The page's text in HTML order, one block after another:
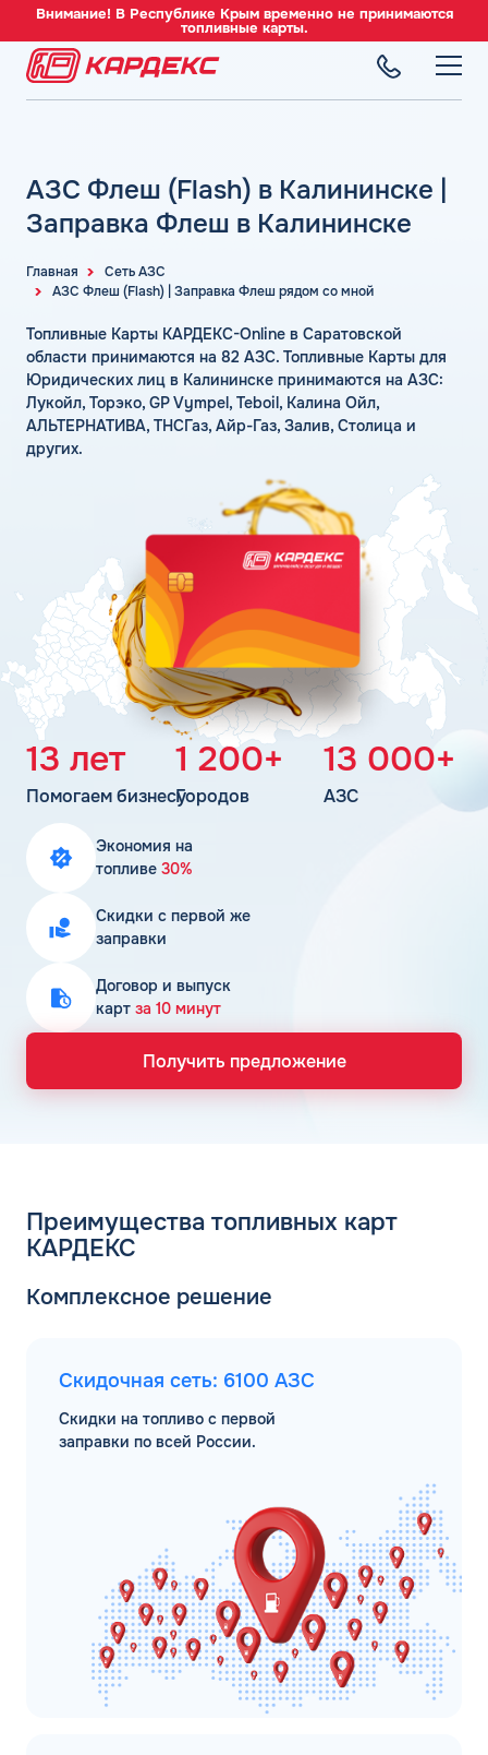
Внимание! В Республике Крым временно не принимаются
топливные карты.
Преимущества
Сравнение
Индивидуальный подход
Автомойки
Аdblue
Шиномонтаж
Вопросы и Ответы
СЕТЬ АЗС
Вся сеть АЗС
АЗС Газпромнефть
АЗС Тебойл
АЗС Газпром
АЗС Сургутнефтегаз
АЗС Нефтьмагистраль
Автомобильное топливо
Бензин
Дизельное топливо
Топливный газ
Топливные бренды
Наши города
Цена бензина и ДТ
СЕРВИСЫ
Электронный Документооборот (ЭДО)
Аналитика и Рекомендации
Умный Личный Кабинет
Уведомления об окончании баланса
КОМПАНИЯ
О компании
Контакты+7 (499) 322-22-95
info@card-oil.ru
Личный кабинет
Карта АЗС
Получить консультацию
Главная
Сеть АЗС
АЗС Флеш (Flash) | Заправка Флеш рядом со мной
АЗС Флеш (Flash) в Калининске |
Заправка Флеш в Калининске
Топливные Карты КАРДЕКС-Online в Саратовской
области принимаются на 82 АЗС. Топливные Карты для
Юридических лиц в Калининске принимаются на АЗС:
Лукойл, Торэко, GP Vympel, Teboil, Калина Ойл,
АЛЬТЕРНАТИВА, ТНСГаз, Айр-Газ, Залив, Столица и
других.
13 лет
Помогаем бизнесу
1 200+
Городов
13 000+
АЗС
Экономия на
топливе 30%
Скидки с первой же
заправки
Договор и выпуск
карт за 10 минут
Получить предложение
Преимущества топливных карт
КАРДЕКС
Комплексное решение
Скидочная сеть: 6100 АЗС
Скидки на топливо с первой
заправки по всей России.